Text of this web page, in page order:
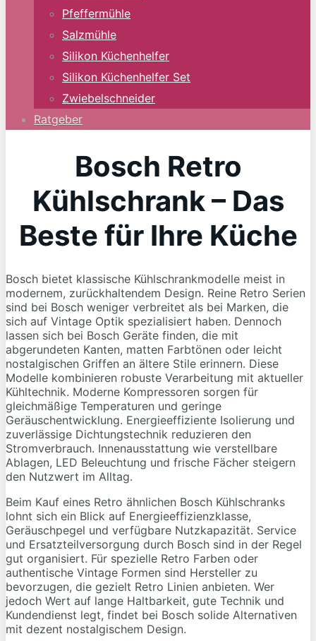
Pfeffermühle
Salzmühle
Silikon Küchenhelfer
Silikon Küchenhelfer Set
Zwiebelschneider
Ratgeber
Bosch Retro
Kühlschrank – Das
Beste für Ihre Küche
Bosch bietet klassische Kühlschrankmodelle meist in
modernem, zurückhaltendem Design. Reine Retro Serien
sind bei Bosch weniger verbreitet als bei Marken, die
sich auf Vintage Optik spezialisiert haben. Dennoch
lassen sich bei Bosch Geräte finden, die mit
abgerundeten Kanten, matten Farbtönen oder leicht
nostalgischen Griffen an ältere Stile erinnern. Diese
Modelle kombinieren robuste Verarbeitung mit aktueller
Kühltechnik. Moderne Kompressoren sorgen für
gleichmäßige Temperaturen und geringe
Geräuschentwicklung. Energieeffiziente Isolierung und
zuverlässige Dichtungstechnik reduzieren den
Stromverbrauch. Innenausstattung wie verstellbare
Ablagen, LED Beleuchtung und frische Fächer steigern
den Nutzwert im Alltag.
Beim Kauf eines Retro ähnlichen Bosch Kühlschranks
lohnt sich ein Blick auf Energieeffizienzklasse,
Geräuschpegel und verfügbare Nutzkapazität. Service
und Ersatzteilversorgung durch Bosch sind in der Regel
gut organisiert. Für spezielle Retro Farben oder
authentische Vintage Formen sind Hersteller zu
bevorzugen, die gezielt Retro Linien anbieten. Wer
jedoch Wert auf lange Haltbarkeit, gute Technik und
Kundendienst legt, findet bei Bosch solide Alternativen
mit dezent nostalgischem Design.